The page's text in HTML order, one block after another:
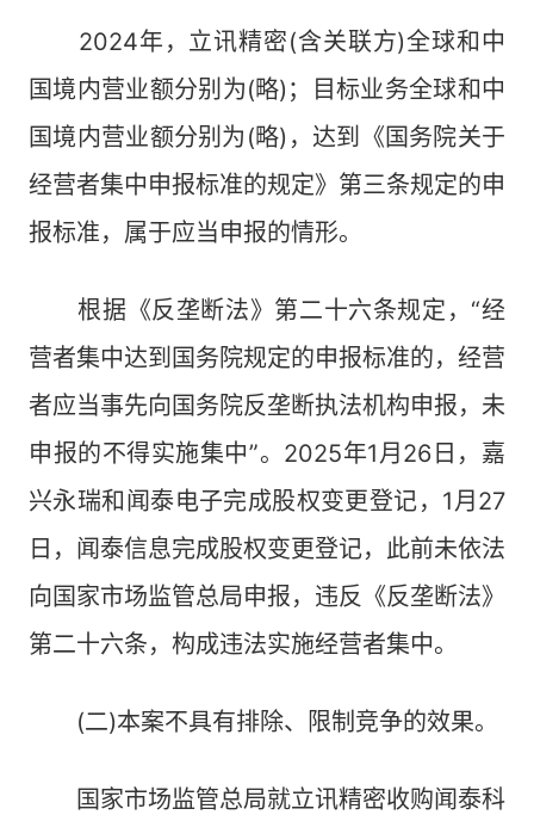
2024年，立讯精密(含关联方)全球和中
国境内营业额分别为(略)；目标业务全球和中
国境内营业额分别为(略)，达到《国务院关于
经营者集中申报标准的规定》第三条规定的申
报标准，属于应当申报的情形。
根据《反垄断法》第二十六条规定，“经
营者集中达到国务院规定的申报标准的，经营
者应当事先向国务院反垄断执法机构申报，未
申报的不得实施集中”。2025年1月26日，嘉
兴永瑞和闻泰电子完成股权变更登记，1月27
日，闻泰信息完成股权变更登记，此前未依法
向国家市场监管总局申报，违反《反垄断法》
第二十六条，构成违法实施经营者集中。
(二)本案不具有排除、限制竞争的效果。
国家市场监管总局就立讯精密收购闻泰科